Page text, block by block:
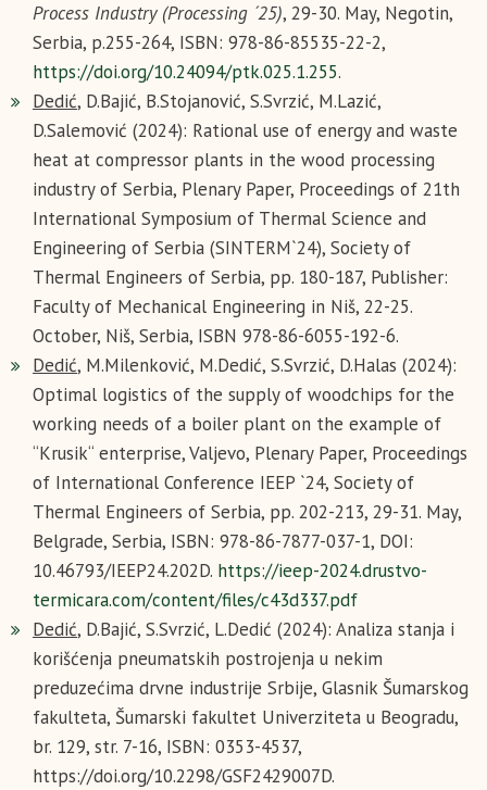
Process Industry (Processing ´25), 29-30. May, Negotin,
Serbia, p.255-264, ISBN: 978-86-85535-22-2,
https://doi.org/10.24094/ptk.025.1.255.
Dedić, D.Bajić, B.Stojanović, S.Svrzić, M.Lazić,
D.Salemović (2024): Rational use of energy and waste
heat at compressor plants in the wood processing
industry of Serbia, Plenary Paper, Proceedings of 21th
International Symposium of Thermal Science and
Engineering of Serbia (SINTERM`24), Society of
Thermal Engineers of Serbia, pp. 180-187, Publisher:
Faculty of Mechanical Engineering in Niš, 22-25.
October, Niš, Serbia, ISBN 978-86-6055-192-6.
Dedić, M.Milenković, M.Dedić, S.Svrzić, D.Halas (2024):
Optimal logistics of the supply of woodchips for the
working needs of a boiler plant on the example of
“Krusik“ enterprise, Valjevo, Plenary Paper, Proceedings
of International Conference IEEP `24, Society of
Thermal Engineers of Serbia, pp. 202-213, 29-31. May,
Belgrade, Serbia, ISBN: 978-86-7877-037-1, DOI:
10.46793/IEEP24.202D. https://ieep-2024.drustvo-
termicara.com/content/files/c43d337.pdf
Dedić, D.Bajić, S.Svrzić, L.Dedić (2024): Analiza stanja i
korišćenja pneumatskih postrojenja u nekim
preduzećima drvne industrije Srbije, Glasnik Šumarskog
fakulteta, Šumarski fakultet Univerziteta u Beogradu,
br. 129, str. 7-16, ISBN: 0353-4537,
https://doi.org/10.2298/GSF2429007D.